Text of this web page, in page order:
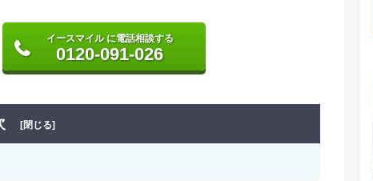
イースマイル に電話相談する
0120-091-026
[閉じる]